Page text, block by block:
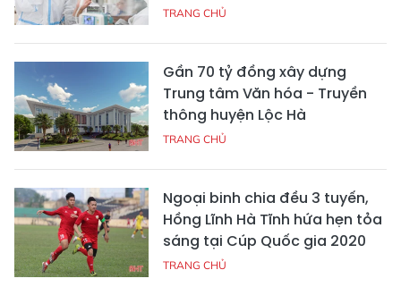
TRANG CHỦ
Gần 70 tỷ đồng xây dựng
Trung tâm Văn hóa - Truyền
thông huyện Lộc Hà
TRANG CHỦ
Ngoại binh chia đều 3 tuyến,
Hồng Lĩnh Hà Tĩnh hứa hẹn tỏa
sáng tại Cúp Quốc gia 2020
TRANG CHỦ